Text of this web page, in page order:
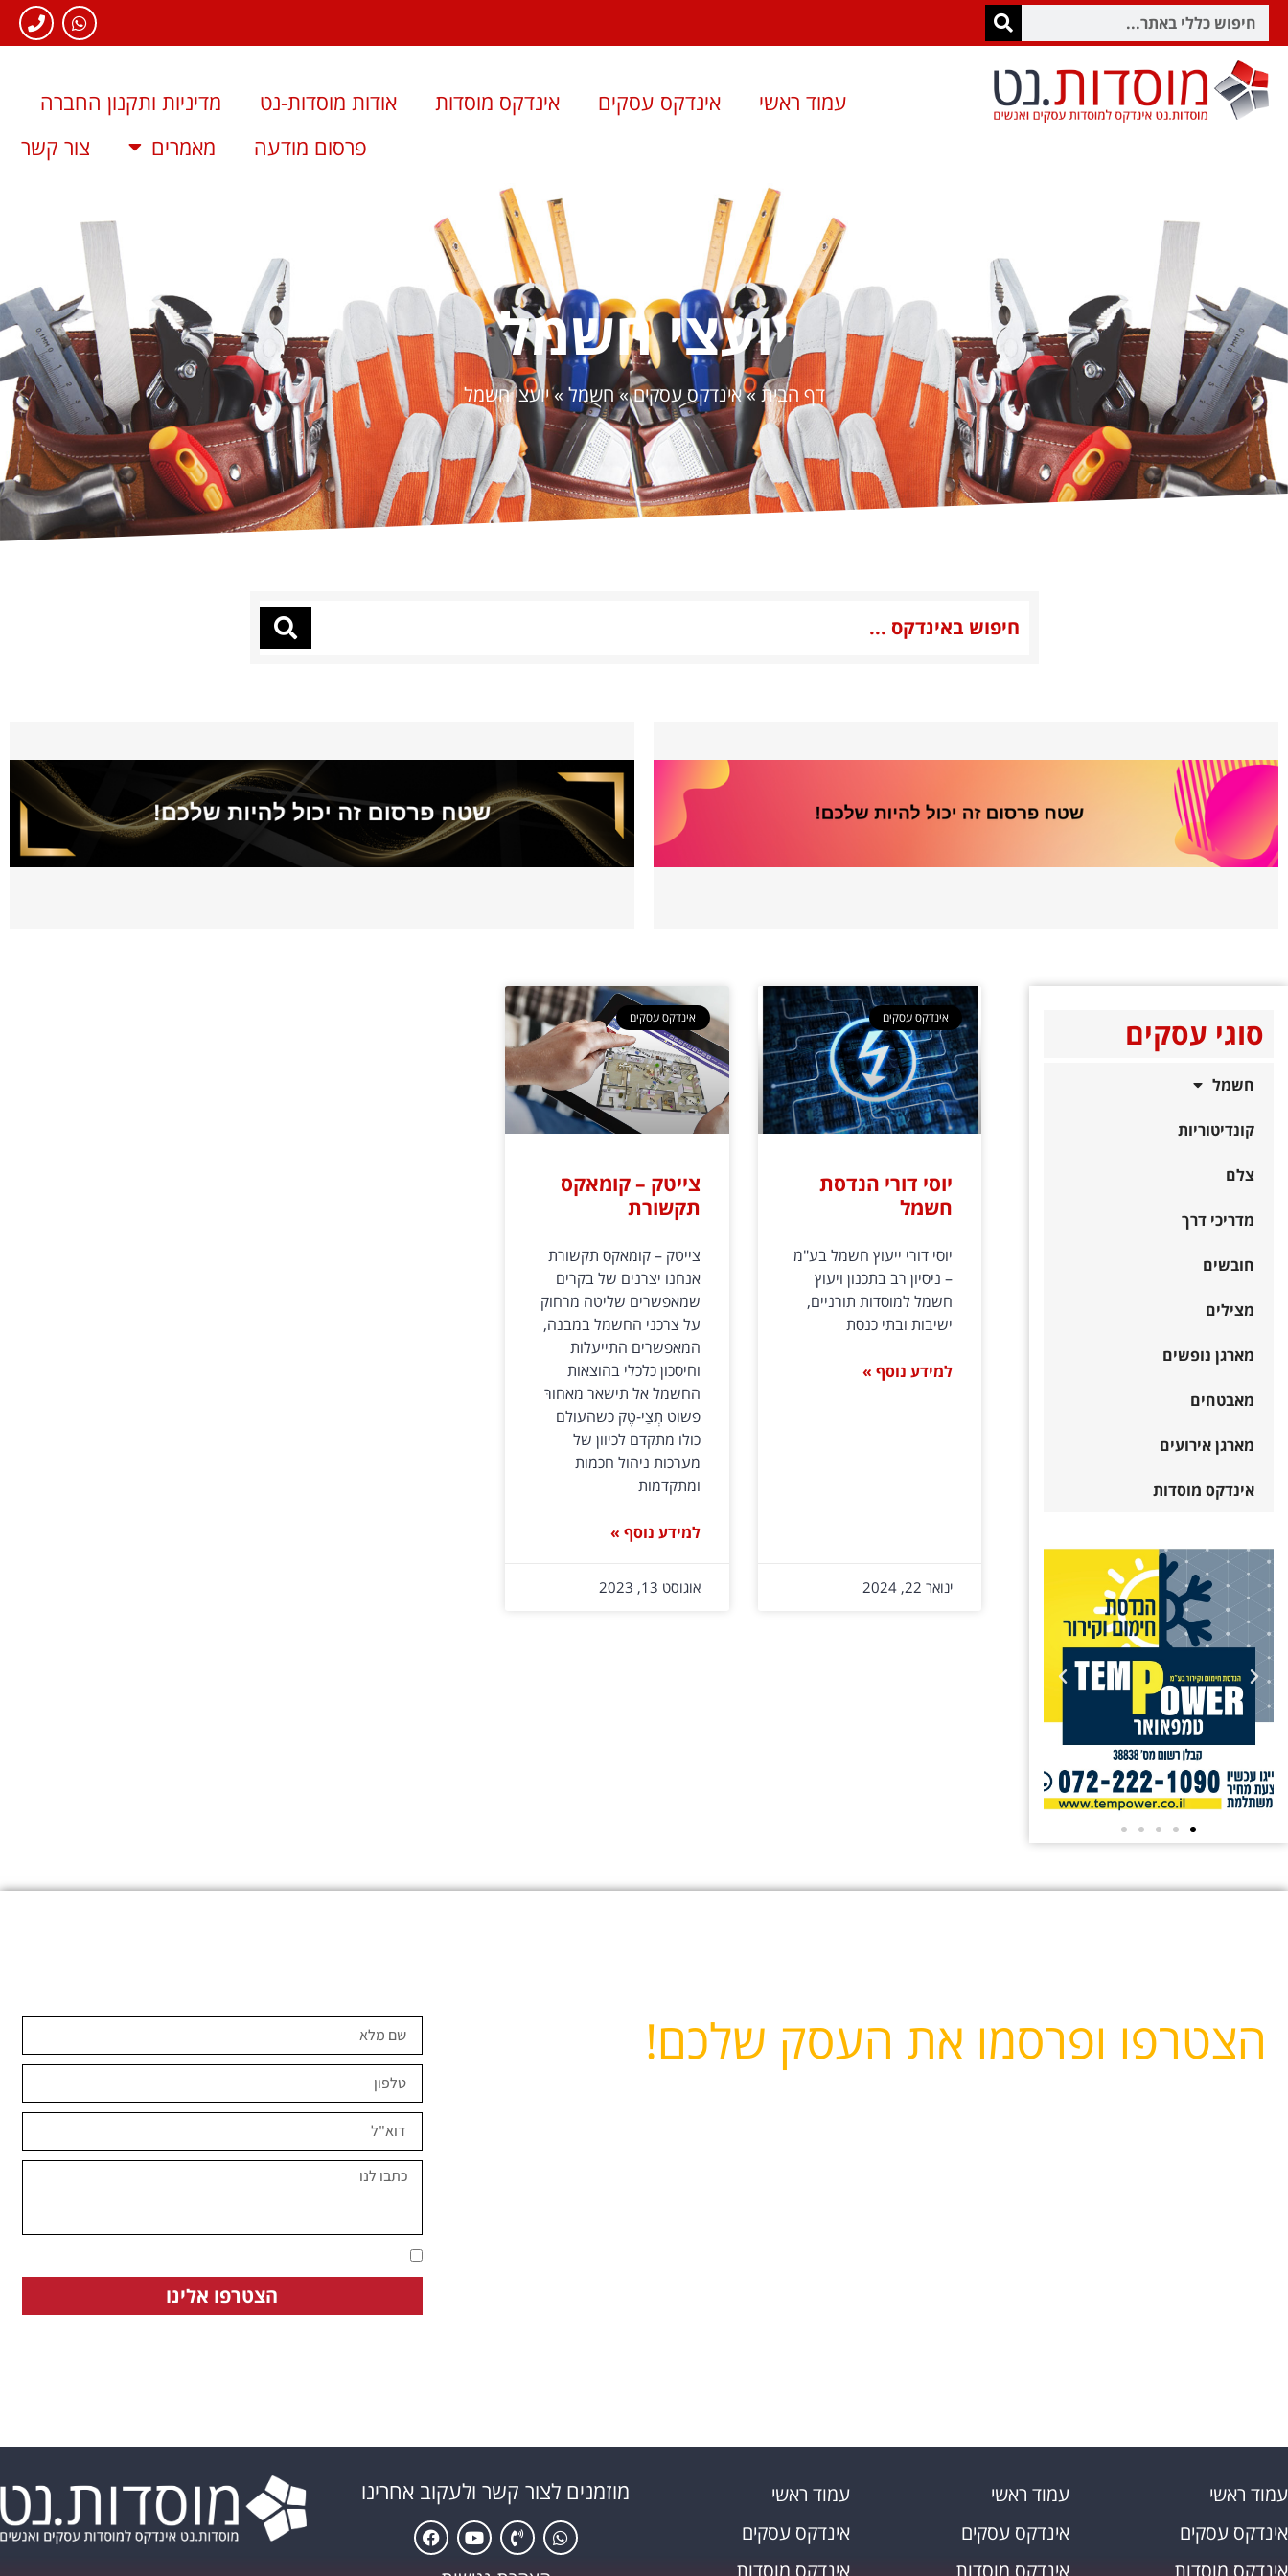
עמוד ראשי אינדקס עסקים אינדקס מוסדות אודות מוסדות-נט
מדיניות ותקנון החברה
פרסום מודעה
מאמרים צור קשר
יועצי חשמל
דף הבית»אינדקס עסקים»חשמל »יועצי חשמל
סוגי עסקים
חשמל
קונדיטוריות
צלם
מדריכי דרך
חובשים
מצילים
מארגן נופשים
מאבטחים
מארגן אירועים
אינדקס מוסדות
אינדקס עסקים
יוסי דורי הנדסת
חשמל
יוסי דורי ייעוץ חשמל בע"מ
– ניסיון רב בתכנון ויעוץ
חשמל למוסדות תורניים,
ישיבות ובתי כנסת
למידע נוסף »
ינואר 22, 2024
אינדקס עסקים
צייטק – קומאקס
תקשורת
צייטק – קומאקס תקשורת
אנחנו יצרנים של בקרים
שמאפשרים שליטה מרחוק
על צרכני החשמל במבנה,
המאפשרים התייעלות
וחיסכון כלכלי בהוצאות
החשמל אל תישאר מאחורּ
פשוט תְצַי-טֶק כשהעולם
כולו מתקדם לכיוון של
מערכות ניהול חכמות
ומתקדמות
למידע נוסף »
אוגוסט 13, 2023
הצטרפו ופרסמו את העסק שלכם!
הצטרפו אלינו
עמוד ראשי
אינדקס עסקים
אינדקס מוסדות
עמוד ראשי
אינדקס עסקים
אינדקס מוסדות
עמוד ראשי
אינדקס עסקים
אינדקס מוסדות
מוזמנים לצור קשר ולעקוב אחרינו